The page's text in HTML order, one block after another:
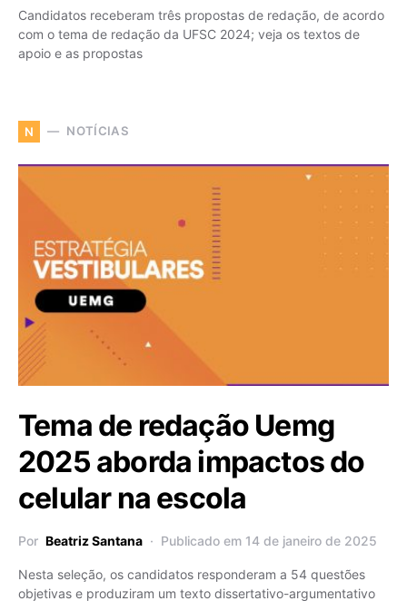
Candidatos receberam três propostas de redação, de acordo
com o tema de redação da UFSC 2024; veja os textos de
apoio e as propostas
N NOTÍCIAS
Tema de redação Uemg
2025 aborda impactos do
celular na escola
Por Beatriz Santana Publicado em 14 de janeiro de 2025
Nesta seleção, os candidatos responderam a 54 questões
objetivas e produziram um texto dissertativo-argumentativo